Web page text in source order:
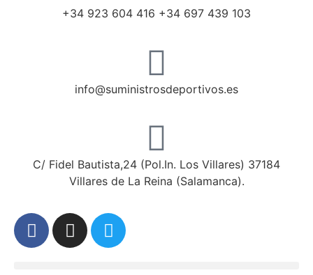
+34 923 604 416 +34 697 439 103
info@suministrosdeportivos.es
C/ Fidel Bautista,24 (Pol.In. Los Villares) 37184
Villares de La Reina (Salamanca).